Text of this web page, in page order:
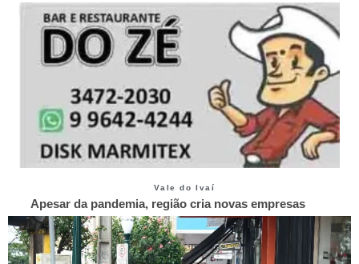
Vale do Ivaí
Apesar da pandemia, região cria novas empresas